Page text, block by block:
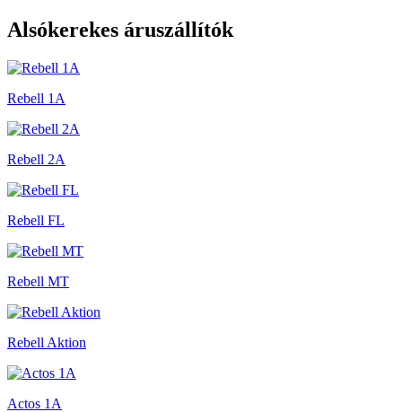
Alsókerekes áruszállítók
Rebell 1A
Rebell 2A
Rebell FL
Rebell MT
Rebell Aktion
Actos 1A